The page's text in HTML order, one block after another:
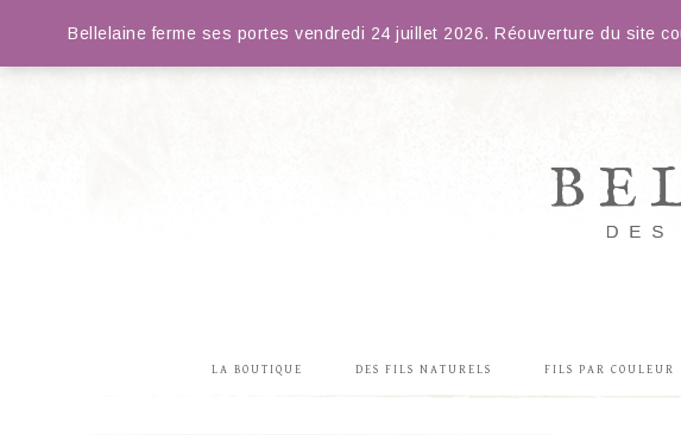
LA BOUTIQUE DES FILS NATURELS FILS PAR COULEUR
Bellelaine ferme ses portes vendredi 24 juillet 2026. Réouverture du site